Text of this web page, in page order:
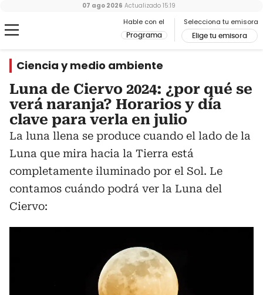
Hable con el
Programa
Selecciona tu emisora
Elige tu emisora
07 ago 2026 Actualizado 15:19
Ciencia y medio ambiente
Luna de Ciervo 2024: ¿por qué se
verá naranja? Horarios y día
clave para verla en julio
La luna llena se produce cuando el lado de la
Luna que mira hacia la Tierra está
completamente iluminado por el Sol. Le
contamos cuándo podrá ver la Luna del
Ciervo: